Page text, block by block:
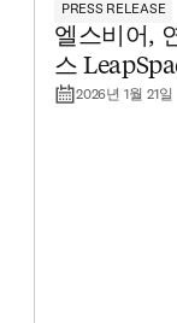
PRESS RELEASE
엘스비어,
스
2026년 1월 21일